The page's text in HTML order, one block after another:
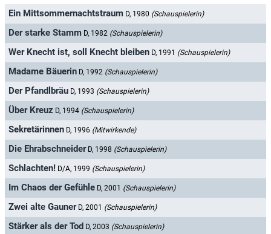
Ein Mittsommernachtstraum D, 1980 (Schauspielerin)
Der starke Stamm D, 1982 (Schauspielerin)
Wer Knecht ist, soll Knecht bleiben D, 1991 (Schauspielerin)
Madame Bäuerin D, 1992 (Schauspielerin)
Der Pfandlbräu D, 1993 (Schauspielerin)
Über Kreuz D, 1994 (Schauspielerin)
Sekretärinnen D, 1996 (Mitwirkende)
Die Ehrabschneider D, 1998 (Schauspielerin)
Schlachten! D/A, 1999 (Schauspielerin)
Im Chaos der Gefühle D, 2001 (Schauspielerin)
Zwei alte Gauner D, 2001 (Schauspielerin)
Stärker als der Tod D, 2003 (Schauspielerin)